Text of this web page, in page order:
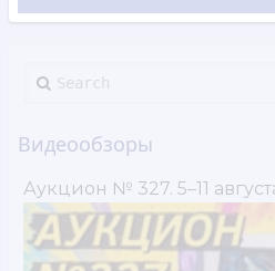
Search
Видеообзоры
Аукцион № 327. 5–11